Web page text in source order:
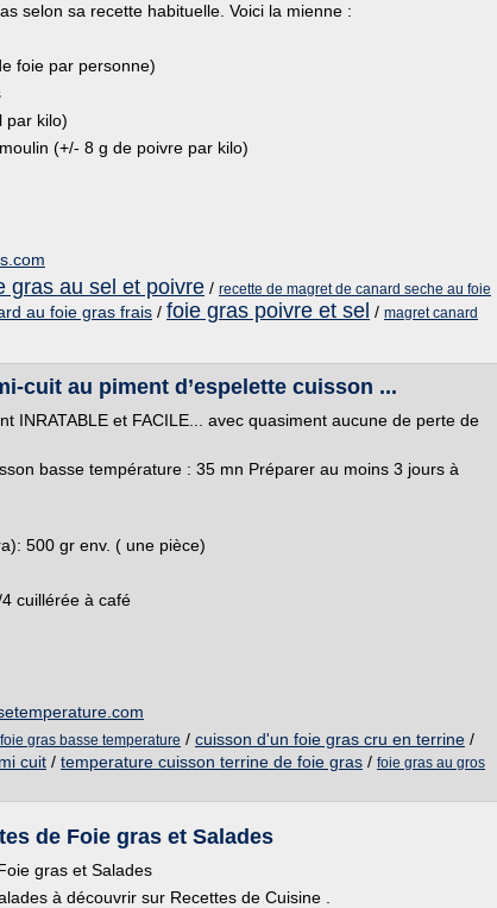
selon sa recette habituelle. Voici la mienne :
foie par personne)
par kilo)
(+/- 8 g de poivre par kilo)
gras au sel et poivre / recette de magret de canard seche au foie
au foie gras frais / foie gras poivre et sel / magret canard
cuit au piment d’espelette cuisson ...
INRATABLE et FACILE... avec quasiment aucune de perte de
basse température : 35 mn Préparer au moins 3 jours à
500 gr env. ( une pièce)
cuillérée à café
gras basse temperature / cuisson d'un foie gras cru en terrine /
cuit / temperature cuisson terrine de foie gras / foie gras au gros
de Foie gras et Salades
gras et Salades
à découvrir sur Recettes de Cuisine .